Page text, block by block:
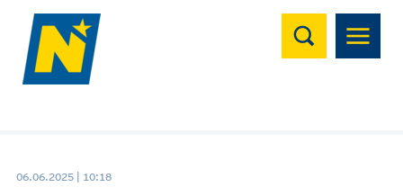
Suchen
06.06.2025 | 10:18